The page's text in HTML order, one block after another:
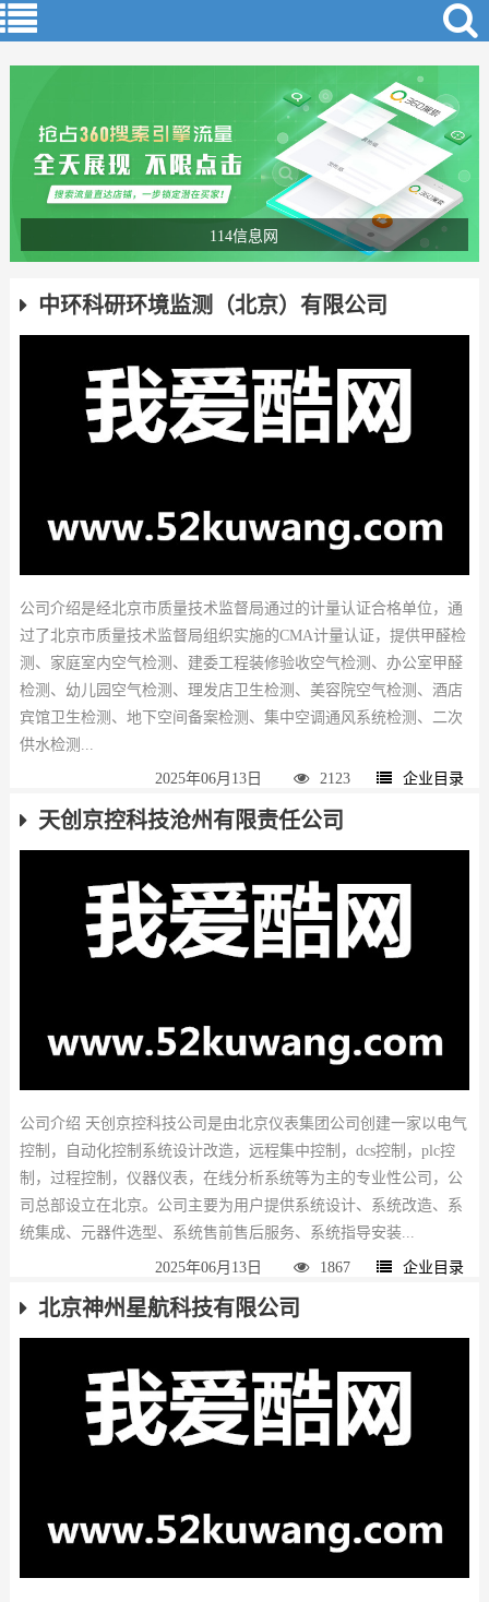
114信息网
中环科研环境监测（北京）有限公司
公司介绍是经北京市质量技术监督局通过的计量认证合格单位，通
过了北京市质量技术监督局组织实施的CMA计量认证，提供甲醛检
测、家庭室内空气检测、建委工程装修验收空气检测、办公室甲醛
检测、幼儿园空气检测、理发店卫生检测、美容院空气检测、酒店
宾馆卫生检测、地下空间备案检测、集中空调通风系统检测、二次
供水检测...
2025年06月13日 2123 企业目录
天创京控科技沧州有限责任公司
公司介绍 天创京控科技公司是由北京仪表集团公司创建一家以电气
控制，自动化控制系统设计改造，远程集中控制，dcs控制，plc控
制，过程控制，仪器仪表，在线分析系统等为主的专业性公司，公
司总部设立在北京。公司主要为用户提供系统设计、系统改造、系
统集成、元器件选型、系统售前售后服务、系统指导安装...
2025年06月13日 1867 企业目录
北京神州星航科技有限公司